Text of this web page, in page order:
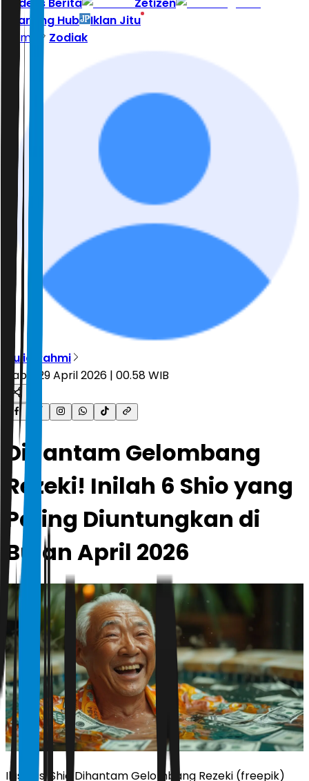
Indeks Berita
Zetizen
Learning Hub
Iklan Jitu
Home
Zodiak
Aulia Rahmi
Rabu, 29 April 2026 | 00.58 WIB
Dihantam Gelombang
Rezeki! Inilah 6 Shio yang
Paling Diuntungkan di
Bulan April 2026
Ilustrasi Shio Dihantam Gelombang Rezeki (freepik)